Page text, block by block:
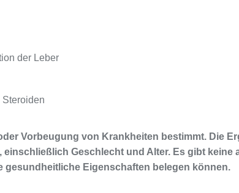
der Leber
Vorbeugung von Krankheiten bestimmt. Die
Geschlecht und Alter. Es gibt
Eigenschaften belegen können.